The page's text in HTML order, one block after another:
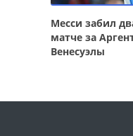
Месси забил
матче за
Венесуэлы